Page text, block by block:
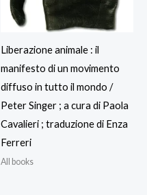
Liberazione animale : il
manifesto di un movimento
diffuso in tutto il mondo /
Peter Singer ; a cura di Paola
Cavalieri ; traduzione di Enza
Ferreri
All books